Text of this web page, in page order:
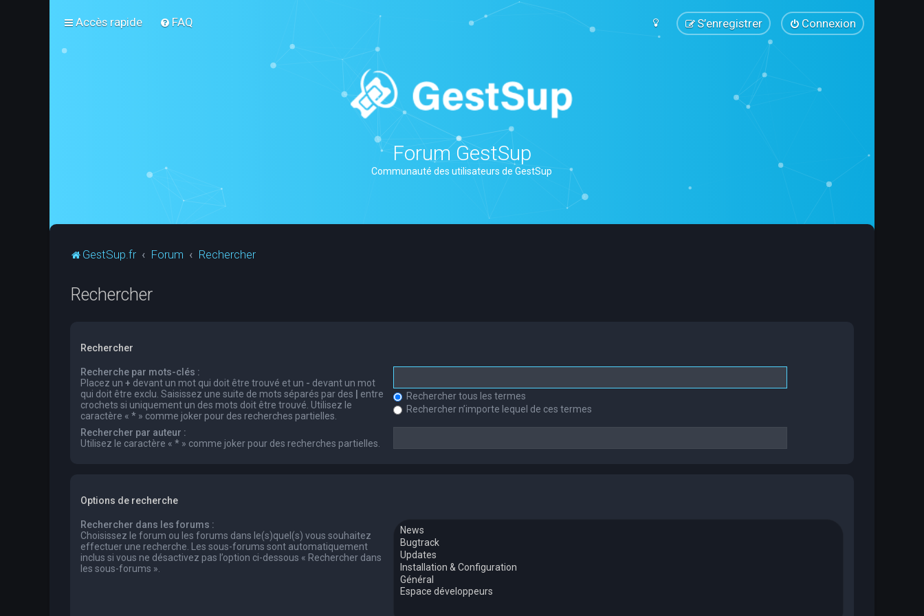
Accès rapide FAQ Connexion
S’enregistrer
Forum GestSup
Communauté des utilisateurs de GestSup
GestSup.fr Forum Rechercher
Rechercher
Rechercher
Recherche par mots-clés :
Placez un + devant un mot qui doit être trouvé et un - devant un mot
qui doit être exclu. Saisissez une suite de mots séparés par des
entre
crochets si uniquement un des mots doit être trouvé. Utilisez le
caractère « * » comme joker pour des recherches partielles.
Rechercher tous les termes
Rechercher n’importe lequel de ces termes
Rechercher par auteur :
Utilisez le caractère « * » comme joker pour des recherches partielles.
Options de recherche
Rechercher dans les forums :
Choisissez le forum ou les forums dans le(s)quel(s) vous souhaitez
effectuer une recherche. Les sous-forums sont automatiquement
inclus si vous ne désactivez pas l’option ci-dessous « Rechercher dans
les sous-forums ».